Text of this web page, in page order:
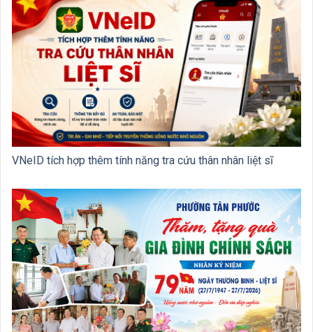
VNeID tích hợp thêm tính năng tra cứu thân nhân liệt sĩ